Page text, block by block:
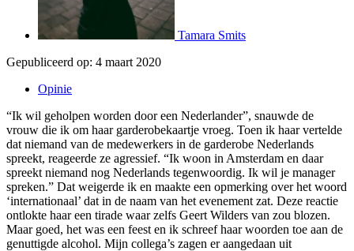
Tamara Smits
Gepubliceerd op: 4 maart 2020
Opinie
“Ik wil geholpen worden door een Nederlander”, snauwde de
vrouw die ik om haar garderobekaartje vroeg. Toen ik haar vertelde
dat niemand van de medewerkers in de garderobe Nederlands
spreekt, reageerde ze agressief. “Ik woon in Amsterdam en daar
spreekt niemand nog Nederlands tegenwoordig. Ik wil je manager
spreken.” Dat weigerde ik en maakte een opmerking over het woord
‘internationaal’ dat in de naam van het evenement zat. Deze reactie
ontlokte haar een tirade waar zelfs Geert Wilders van zou blozen.
Maar goed, het was een feest en ik schreef haar woorden toe aan de
genuttigde alcohol. Mijn collega’s zagen er aangedaan uit